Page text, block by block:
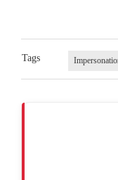
Tags